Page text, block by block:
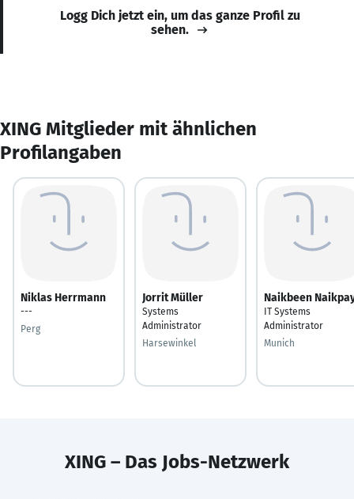
Logg Dich jetzt ein, um das ganze Profil zu
sehen.
XING Mitglieder mit ähnlichen
Profilangaben
Niklas Herrmann
---
Perg
Jorrit Müller
Systems
Administrator
Harsewinkel
Naikbeen
IT Systems
Administrator
Munich
XING – Das Jobs-Netzwerk